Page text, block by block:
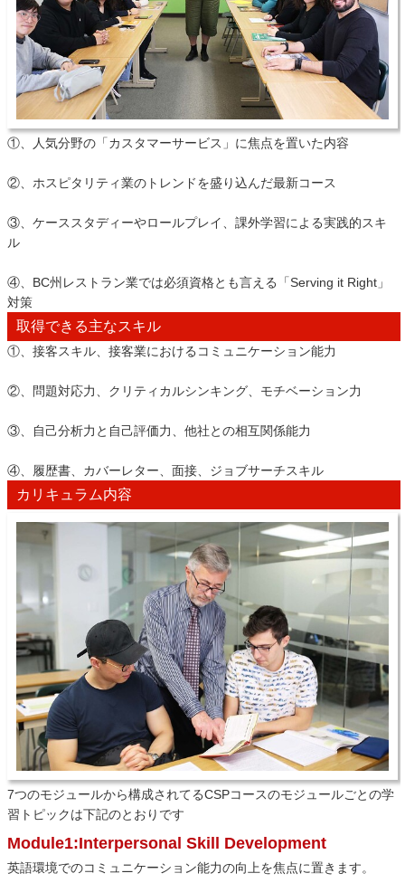
①、人気分野の「カスタマーサービス」に焦点を置いた内容
②、ホスピタリティ業のトレンドを盛り込んだ最新コース
③、ケーススタディーやロールプレイ、課外学習による実践的スキ
ル
④、BC州レストラン業では必須資格とも言える「Serving it Right」
対策
取得できる主なスキル
①、接客スキル、接客業におけるコミュニケーション能力
②、問題対応力、クリティカルシンキング、モチベーション力
③、自己分析力と自己評価力、他社との相互関係能力
④、履歴書、カバーレター、面接、ジョブサーチスキル
カリキュラム内容
7つのモジュールから構成されてるCSPコースのモジュールごとの学
習トピックは下記のとおりです
Module1:Interpersonal Skill Development
英語環境でのコミュニケーション能力の向上を焦点に置きます。